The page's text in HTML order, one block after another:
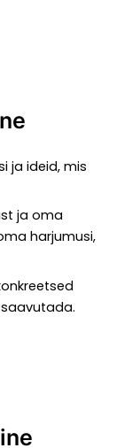
ja ideid, mis
ja oma
harjumusi,